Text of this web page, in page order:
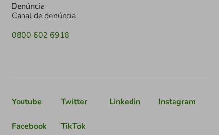
Denúncia
Canal de denúncia
0800 602 6918
Youtube Twitter Linkedin Instagram
Facebook TikTok